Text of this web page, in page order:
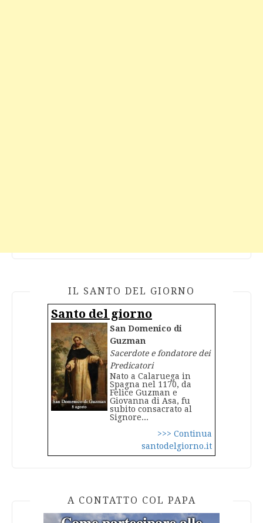
IL SANTO DEL GIORNO
Santo del giorno
San Domenico di
Guzman
Sacerdote e fondatore dei
Predicatori
Nato a Calaruega in
Spagna nel 1170, da
Felice Guzman e
Giovanna di Asa, fu
subito consacrato al
Signore...
>>> Continua
santodelgiorno.it
A CONTATTO COL PAPA